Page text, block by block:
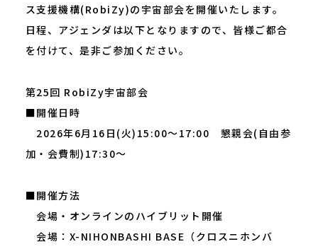
ス支援機構(RobiZy)の宇宙部会を開催いたします。
日程、アジェンダは以下となりますので、皆様ご都合
を付けて、是非ご参加ください。
第25回 RobiZy宇宙部会
■開催日時
2026年6月16日(火)15:00～17:00 懇親会(自由参
加・会費制)17:30～
■開催方法
会場・オンラインのハイブリット開催
会場：X-NIHONBASHI BASE（クロスニホンバ